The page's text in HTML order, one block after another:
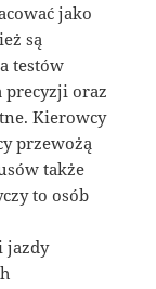
jako
są
testów
precyzji oraz
Kierowcy
przewożą
także
to osób
jazdy